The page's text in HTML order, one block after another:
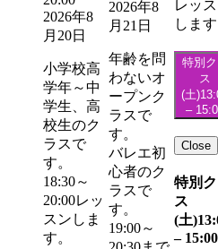
2026年8
月20日
小学校高
学年～中
学生、高
校生のク
ラスで
す。
18:30～
20:00レッ
スンしま
す。
2026年8
月21日
年齢を問
わないオ
ープンク
ラスで
す。
バレエ初
心者のク
ラスで
す。
19:00～
レッ
しま
特別
ス
(土)
–
Close
特別
ス
(土)
– 15:00